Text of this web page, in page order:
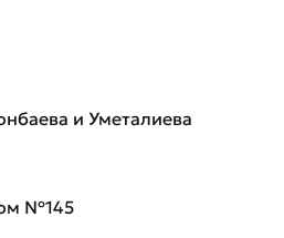
и Уметалиева
№145